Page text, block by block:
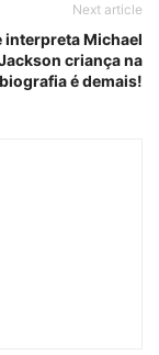
Next article
interpreta Michael
criança na
é demais!